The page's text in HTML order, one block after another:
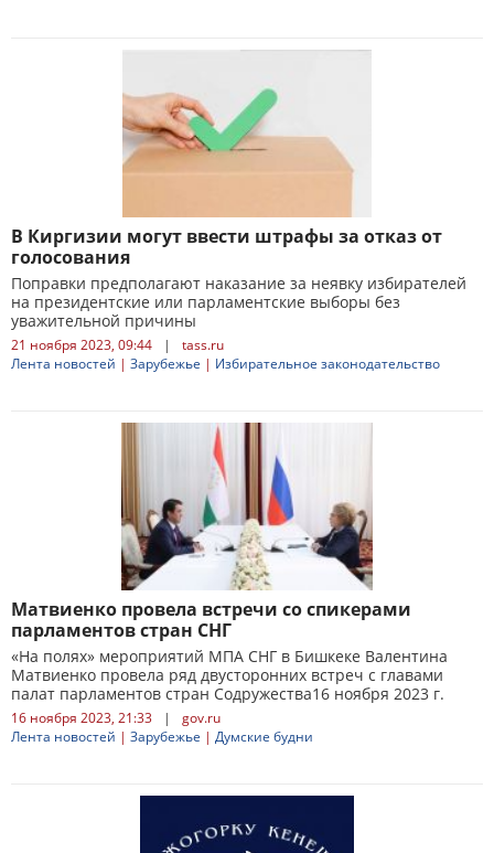
В Киргизии могут ввести штрафы за отказ от
голосования
Поправки предполагают наказание за неявку избирателей
на президентские или парламентские выборы без
уважительной причины
21 ноября 2023, 09:44 |
tass.ru
Лента новостей | Зарубежье | Избирательное законодательство
Матвиенко провела встречи со спикерами
парламентов стран СНГ
«На полях» мероприятий МПА СНГ в Бишкеке Валентина
Матвиенко провела ряд двусторонних встреч с главами
палат парламентов стран Содружества16 ноября 2023 г.
16 ноября 2023, 21:33 |
gov.ru
Лента новостей | Зарубежье | Думские будни